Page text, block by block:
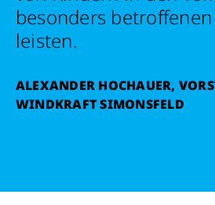
besonders
leisten.
ALEXANDER HOCHAUER,
WINDKRAFT SIMONSFELD